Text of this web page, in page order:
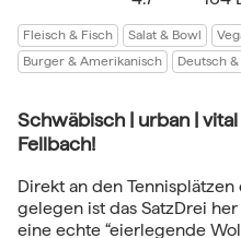
Fleisch & Fisch Salat & Bowl
Burger & Amerikanisch
Deutsch
Schwäbisch | urban |
Fellbach!
Direkt an den
gelegen ist das SatzDrei
eine echte “eierlegende